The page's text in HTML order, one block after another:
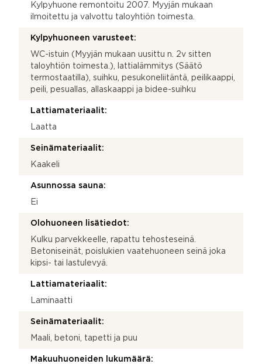
Kylpyhuone remontoitu 2007. Myyjän mukaan
ilmoitettu ja valvottu taloyhtiön toimesta.
Kylpyhuoneen varusteet:
WC-istuin (Myyjän mukaan uusittu n. 2v sitten
taloyhtiön toimesta.), lattialämmitys (Säätö
termostaatilla), suihku, pesukoneliitäntä, peilikaappi,
peili, pesuallas, allaskaappi ja bidee-suihku
Lattiamateriaalit:
Laatta
Seinämateriaalit:
Kaakeli
Asunnossa sauna:
Ei
Olohuoneen lisätiedot:
Kulku parvekkeelle, rapattu tehosteseinä.
Betoniseinät, poislukien vaatehuoneen seinä joka
kipsi- tai lastulevyä.
Lattiamateriaalit:
Laminaatti
Seinämateriaalit:
Maali, betoni, tapetti ja puu
Makuuhuoneiden lukumäärä: